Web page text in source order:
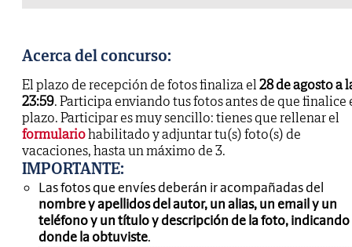
Acerca del concurso:
El plazo de recepción de fotos finaliza el28 de agosto a
23:59. Participa enviando tus fotos antes de que finalice
plazo. Participar es muy sencillo: tienes que rellenar el
formulariohabilitado y adjuntar tu(s) foto(s) de
vacaciones, hasta un máximo de 3.
IMPORTANTE:
Las fotos que envíes deberán ir acompañadas del
nombre y apellidos del autor, un alias, un email y un
teléfono y un título y descripción de la foto, indicando
donde la obtuviste.